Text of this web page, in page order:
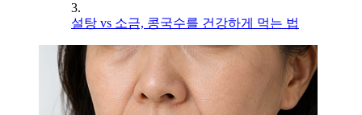
3.
설탕 vs 소금, 콩국수를 건강하게 먹는 법